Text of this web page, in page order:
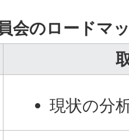
会のロードマ
現状の分